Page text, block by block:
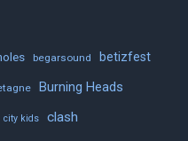
begarsound betizfest
Burning Heads
city kids
clash